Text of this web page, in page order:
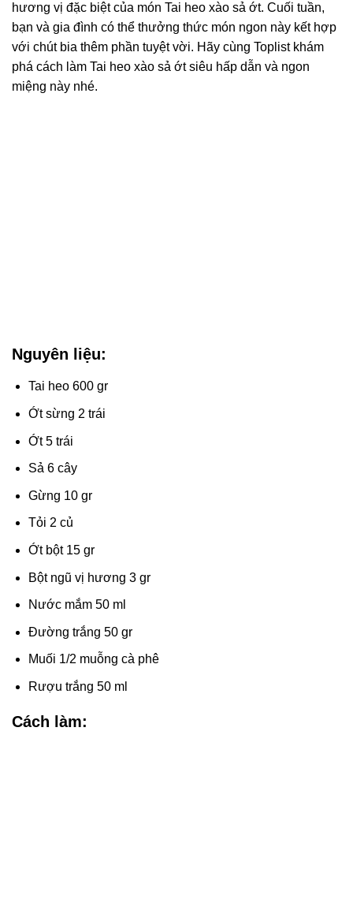
hương vị đặc biệt của món Tai heo xào sả ớt. Cuối tuần,
bạn và gia đình có thể thưởng thức món ngon này kết hợp
với chút bia thêm phần tuyệt vời. Hãy cùng Toplist khám
phá cách làm Tai heo xào sả ớt siêu hấp dẫn và ngon
miệng này nhé.
Nguyên liệu:
Tai heo 600 gr
Ớt sừng 2 trái
Ớt 5 trái
Sả 6 cây
Gừng 10 gr
Tỏi 2 củ
Ớt bột 15 gr
Bột ngũ vị hương 3 gr
Nước mắm 50 ml
Đường trắng 50 gr
Muối 1/2 muỗng cà phê
Rượu trắng 50 ml
Cách làm: